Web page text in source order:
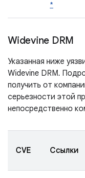
*
Widevine DRM
Указанная ниже
Widevine DRM.
получить от
серьезности этой
непосредственно
CVE Ссылки